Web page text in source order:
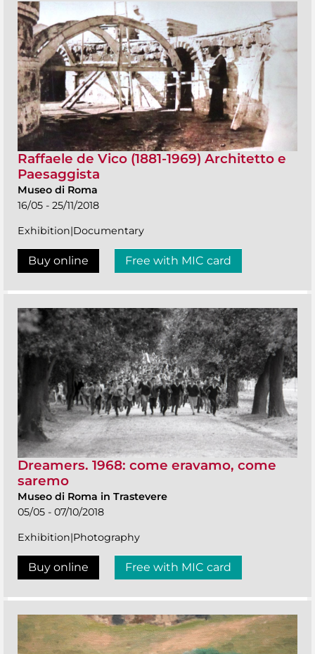
Raffaele de Vico (1881-1969) Architetto e
Paesaggista
Museo di Roma
16/05 - 25/11/2018
Exhibition|Documentary
Buy online Free with MIC card
Dreamers. 1968: come eravamo, come
saremo
Museo di Roma in Trastevere
05/05 - 07/10/2018
Exhibition|Photography
Buy online Free with MIC card